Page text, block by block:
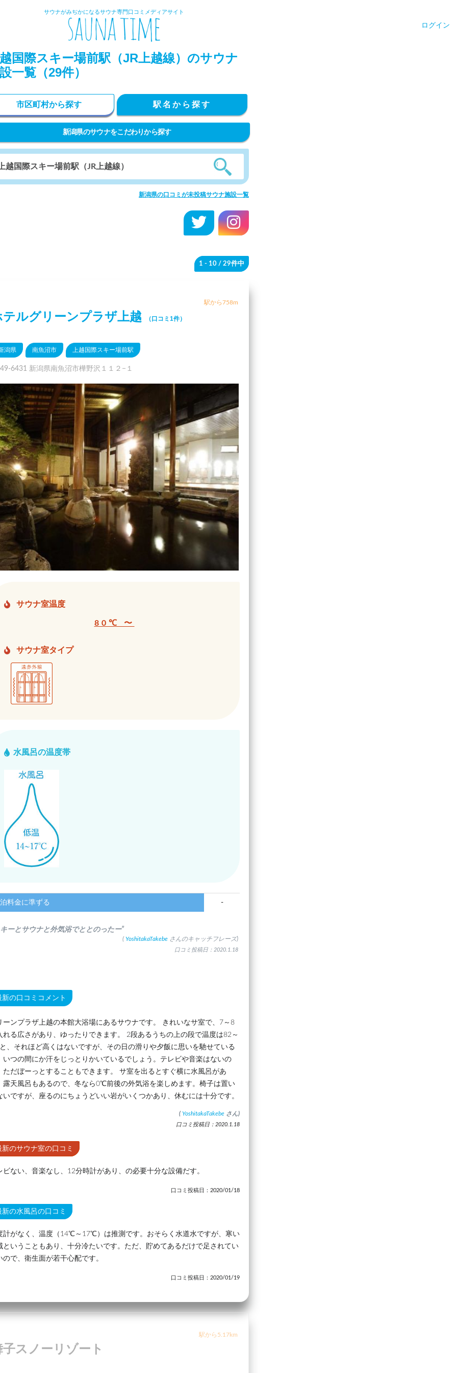
サウナがみぢかになるサウナ専門口コミメディアサイト
ログイン
国際スキー場前駅（JR上越線）のサウナ
一覧（29件）
市区町村から探す 駅名から探す
新潟県のサウナをこだわりから探す
新潟県の口コミが未投稿サウナ施設一覧
1 - 10 / 29件中
駅から758m
テルグリーンプラザ上越 （口コミ1件）
潟県 南魚沼市 上越国際スキー場前駅
6431 新潟県南魚沼市樺野沢１１２−１
サウナ室温度
80℃ 〜
サウナ室タイプ
水風呂の温度帯
料金に準ずる -
ーとサウナと外気浴でととのったー”
( YoshitakaTakebe さんのキャッチフレーズ)
口コミ投稿日：2020.1.18
新の口コミコメント
ーンプラザ上越の本館大浴場にあるサウナです。 きれいなサ室で、7～8
れる広さがあり、ゆったりできます。 2段あるうちの上の段で温度は82～
、それほど高くはないですが、その日の滑りや夕飯に思いを馳せている
いつの間にか汗をじっとりかいているでしょう。テレビや音楽はないの
ただぼーっとすることもできます。 サ室を出るとすぐ横に水風呂があ
露天風呂もあるので、冬なら0℃前後の外気浴を楽しめます。椅子は置い
いですが、座るのにちょうどいい岩がいくつかあり、休むには十分です。
( YoshitakaTakebe さん)
口コミ投稿日：2020.1.18
新のサウナ室の口コミ
ビない、音楽なし、12分時計があり、の必要十分な設備だす。
口コミ投稿日：2020/01/18
新の水風呂の口コミ
計がなく、温度（14℃～17℃）は推測です。おそらく水道水ですが、寒い
ということもあり、十分冷たいです。ただ、貯めてあるだけで足されてい
ので、衛生面が若干心配です。
口コミ投稿日：2020/01/19
駅から5.17km
子スノーリゾート